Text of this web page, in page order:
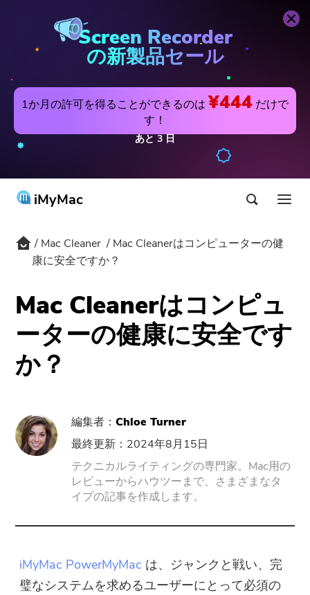
Screen Recorder
の新製品セール
1か月の許可を得ることができるのは ¥444 だけで
す！
あと3 日
iMyMac
製品&ソリューション
Hot
PowerMyMac
PowerUninstall
Screen Recorder
PDFコンプレッサー
オンラインツール
無料動画変換
サポート
Mac Cleaner
Mac Cleaner
Mac Cleanerはコンピューターの健
康に安全ですか？
Mac Cleanerはコンピュ
ーターの健康に安全です
か？
編集者： Chloe Turner
最終更新：2024年8月15日
テクニカルライティングの専門家。Mac用の
レビューからハウツーまで、さまざまなタ
イプの記事を作成します。
iMyMac PowerMyMac は、ジャンクと戦い、完
璧なシステムを求めるユーザーにとって必須の